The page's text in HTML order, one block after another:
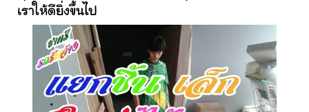
เราให้ดียิ่งขึ้นไป